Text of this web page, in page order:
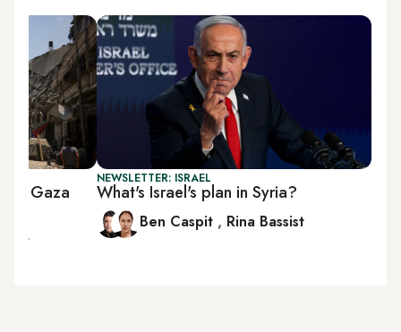
NEWSLETTER: ISRAEL
What's Israel's plan in Syria?
Ben Caspit , Rina Bassist
on Gaza